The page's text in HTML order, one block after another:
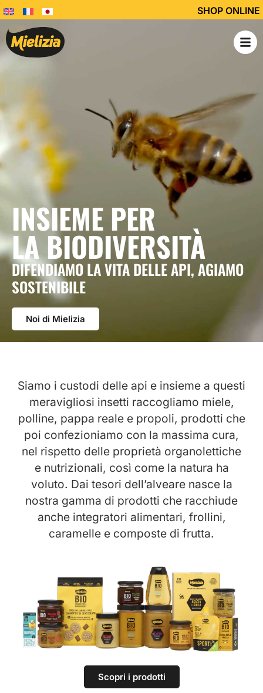
SHOP ONLINE
INSIEME PER
LA BIODIVERSITÀ
DIFENDIAMO LA VITA DELLE API, AGIAMO
SOSTENIBILE
Noi di Mielizia
Siamo i custodi delle api e insieme a questi
meravigliosi insetti raccogliamo miele,
polline, pappa reale e propoli, prodotti che
poi confezioniamo con la massima cura,
nel rispetto delle proprietà organolettiche
e nutrizionali, così come la natura ha
voluto. Dai tesori dell’alveare nasce la
nostra gamma di prodotti che racchiude
anche integratori alimentari, frollini,
caramelle e composte di frutta.
Scopri i prodotti